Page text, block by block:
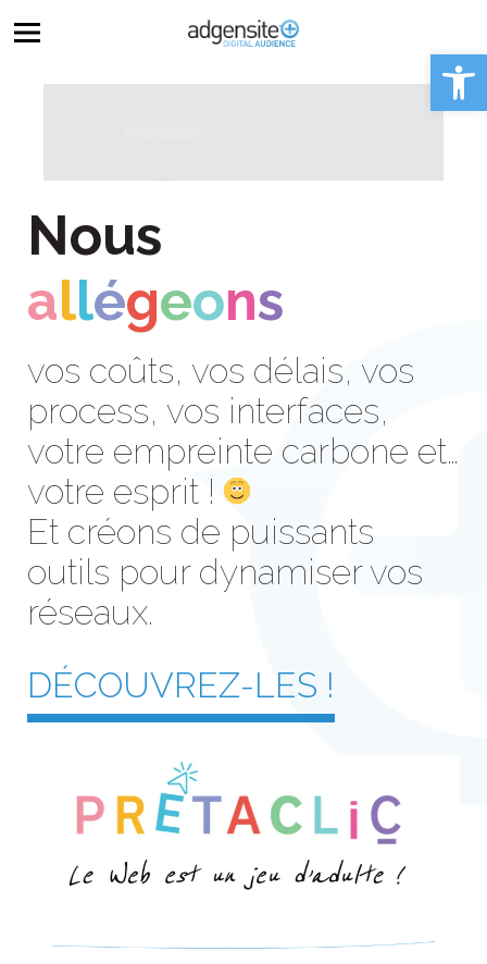
Ouvrir
Nous
allégeons
vos coûts, vos délais, vos
process, vos interfaces,
votre empreinte carbone et…
votre esprit !
Et créons de puissants
outils pour dynamiser vos
réseaux.
DÉCOUVREZ-LES !